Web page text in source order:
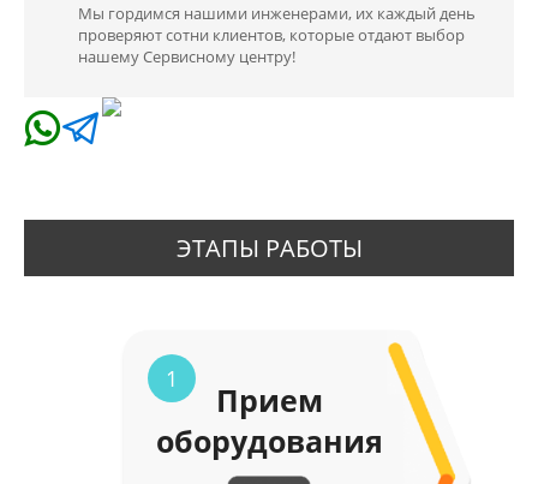
Мы гордимся нашими инженерами, их каждый день
проверяют сотни клиентов, которые отдают выбор
нашему Сервисному центру!
ЭТАПЫ РАБОТЫ
1
Прием
оборудования